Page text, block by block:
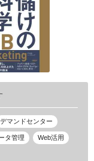
デマンドセンター
タ管理 Web活用